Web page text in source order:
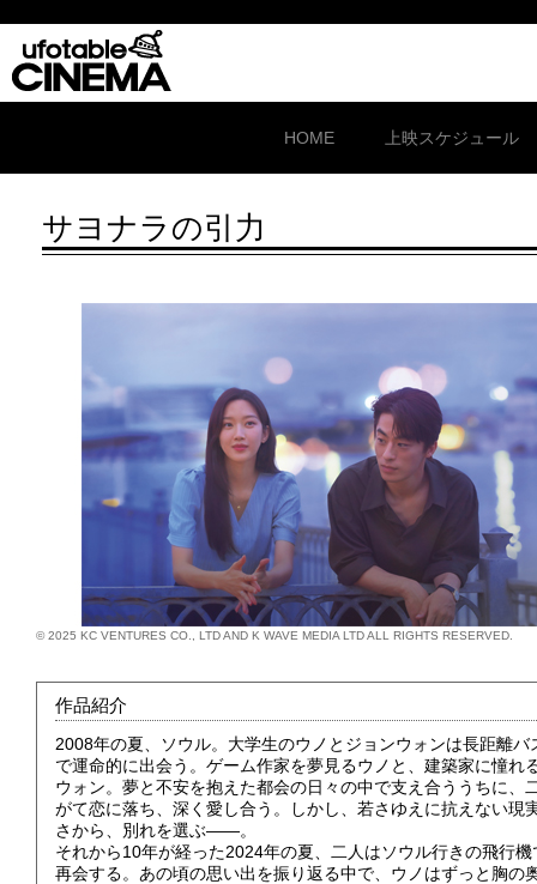
HOME 上映スケジュール
サヨナラの引力
© 2025 KC VENTURES CO., LTD AND K WAVE MEDIA LTD ALL RIGHTS RESERVED.
作品紹介
2008年の夏、ソウル。大学生のウノとジョンウォンは長距離バ
で運命的に出会う。ゲーム作家を夢見るウノと、建築家に憧れ
ウォン。夢と不安を抱えた都会の日々の中で支え合ううちに、
がて恋に落ち、深く愛し合う。しかし、若さゆえに抗えない現
さから、別れを選ぶ――。
それから10年が経った2024年の夏、二人はソウル行きの飛行機
再会する。あの頃の思い出を振り返る中で、ウノはずっと胸の